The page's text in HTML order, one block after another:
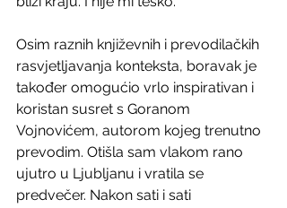
Osim raznih književnih i prevodilačkih
rasvjetljavanja konteksta, boravak je
također omogućio vrlo inspirativan i
koristan susret s Goranom
Vojnovićem, autorom kojeg trenutno
prevodim. Otišla sam vlakom rano
ujutro u Ljubljanu i vratila se
predvečer. Nakon sati i sati